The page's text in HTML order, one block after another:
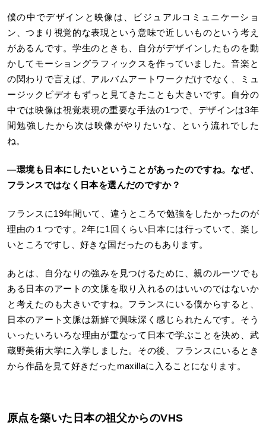
僕の中でデザインと映像は、ビジュアルコミュニケーショ
ン、つまり視覚的な表現という意味で近しいものという考え
があるんです。学生のときも、自分がデザインしたものを動
かしてモーショングラフィックスを作っていました。音楽と
の関わりで言えば、アルバムアートワークだけでなく、ミュ
ージックビデオもずっと見てきたことも大きいです。自分の
中では映像は視覚表現の重要な手法の1つで、デザインは3年
間勉強したから次は映像がやりたいな、という流れでした
ね。
―環境も日本にしたいということがあったのですね。なぜ、
フランスではなく日本を選んだのですか？
フランスに19年間いて、違うところで勉強をしたかったのが
理由の１つです。2年に1回くらい日本には行っていて、楽し
いところですし、好きな国だったのもあります。
あとは、自分なりの強みを見つけるために、親のルーツでも
ある日本のアートの文脈を取り入れるのはいいのではないか
と考えたのも大きいですね。フランスにいる僕からすると、
日本のアート文脈は新鮮で興味深く感じられたんです。そう
いったいろいろな理由が重なって日本で学ぶことを決め、武
蔵野美術大学に入学しました。その後、フランスにいるとき
から作品を見て好きだったmaxillaに入ることになります。
原点を築いた日本の祖父からのVHS